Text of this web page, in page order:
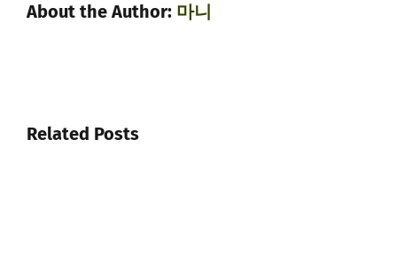
About the Author: 마니
Related Posts